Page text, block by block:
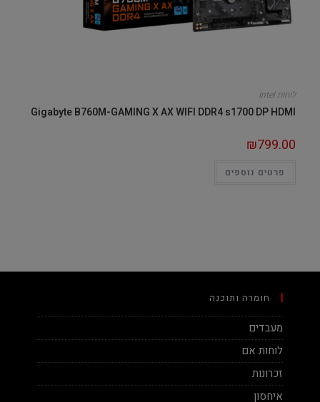
לוחות Intel
Gigabyte B760M-GAMING X AX WIFI DDR4 s1700 DP HDMI
₪799.00
פרטים נוספים
חומרה ותוכנה
מעבדים
לוחות אם
זכרונות
איחסון